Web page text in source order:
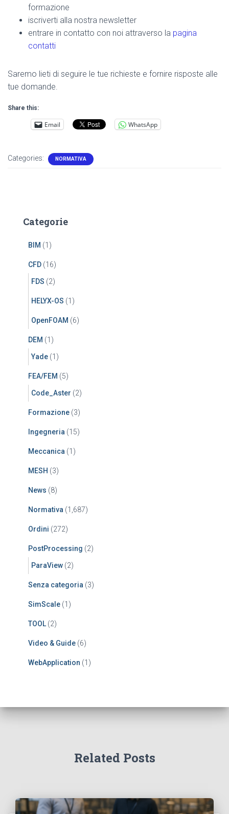
formazione
iscriverti alla nostra newsletter
entrare in contatto con noi attraverso la pagina
contatti
Saremo lieti di seguire le tue richieste e fornire risposte alle
tue domande.
Share this:
Email WhatsApp
Categories: NORMATIVA
Categorie
BIM (1)
CFD (16)
FDS (2)
HELYX-OS (1)
OpenFOAM (6)
DEM (1)
Yade (1)
FEA/FEM (5)
Code_Aster (2)
Formazione (3)
Ingegneria (15)
Meccanica (1)
MESH (3)
News (8)
Normativa (1,687)
Ordini (272)
PostProcessing (2)
ParaView (2)
Senza categoria (3)
SimScale (1)
TOOL (2)
Video & Guide (6)
WebApplication (1)
Related Posts